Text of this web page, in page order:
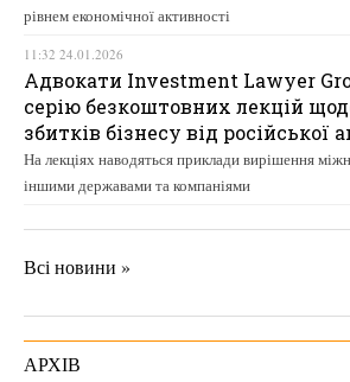
рівнем економічної активності
11:32 24.01.2026
Адвокати Investment Lawyer
серію безкоштовних лекцій
збитків бізнесу від російської
На лекціях наводяться приклади вирішення
іншими державами та компаніями
Всі новини »
АРХІВ